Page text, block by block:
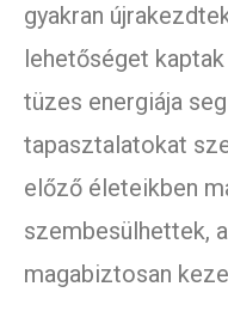
gyakran
lehetőséget
tüzes energiája
tapasztalatokat
előző életeikben
szembesülhettek,
magabiztosan